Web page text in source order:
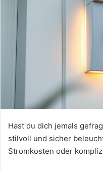
Hast du dich jemals
stilvoll und sicher
Stromkosten oder